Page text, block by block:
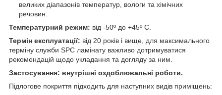
великих діапазонів температур, вологи та хімічних
речовин.
Температурний режим: від -50º до +45º С.
Термін експлуатації: від 20 років і вище, для максимального
терміну служби SPC ламінату важливо дотримуватися
рекомендацій щодо укладання та догляду за ним.
Застосування: внутрішні оздоблювальні роботи.
Підлогове покриття підходить для наступних видів приміщень: